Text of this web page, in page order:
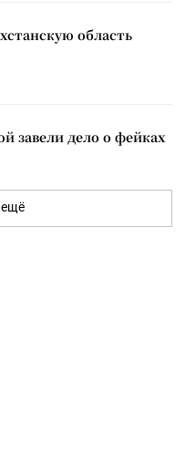
область
завели дело о фейках